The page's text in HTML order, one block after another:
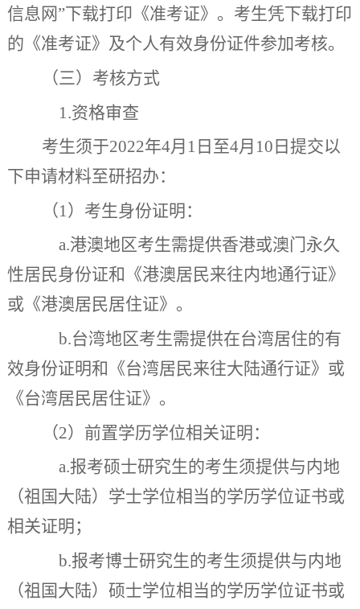
信息网 ”下载打印《准考证》。考生凭下载打印
的《准考证》及个人有效身份证件参加考核。
（三） 考核方式
1.资格审查
考生须于2022年4月 1 日至4月 10 日提交以
下申请材料至研招办：
（1） 考生身份证明：
a.港澳地区考生需提供香港或澳门永久
性居民身份证和《港澳居民来往内地通行证》
或《港澳居民居住证》。
b.台湾地区考生需提供在台湾居住的有
效身份证明和《台湾居民来往大陆通行证》或
《台湾居民居住证》。
（2） 前置学历学位相关证明：
a.报考硕士研究生的考生须提供与内地
（祖国大陆）学士学位相当的学历学位证书或
相关证明；
b.报考博士研究生的考生须提供与内地
（祖国大陆）硕士学位相当的学历学位证书或